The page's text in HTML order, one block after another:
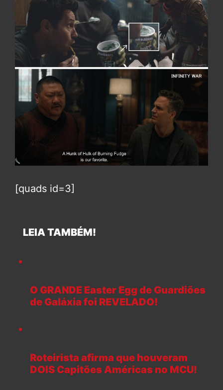
[quads id=3]
LEIA TAMBÉM!
O GRANDE Easter Egg de Guardiões
de Galáxia foi REVELADO!
Roteirista afirma que houveram
DOIS Capitões Américas no MCU!